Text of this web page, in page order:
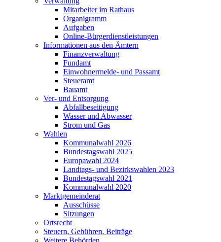
Mitarbeiter im Rathaus
Organigramm
Aufgaben
Online-Bürgerdienstleistungen
Informationen aus den Ämtern
Finanzverwaltung
Fundamt
Einwohnermelde- und Passamt
Steueramt
Bauamt
Ver- und Entsorgung
Abfallbeseitigung
Wasser und Abwasser
Strom und Gas
Wahlen
Kommunalwahl 2026
Bundestagswahl 2025
Europawahl 2024
Landtags- und Bezirkswahlen 2023
Bundestagswahl 2021
Kommunalwahl 2020
Marktgemeinderat
Ausschüsse
Sitzungen
Ortsrecht
Steuern, Gebühren, Beiträge
Weitere Behörden